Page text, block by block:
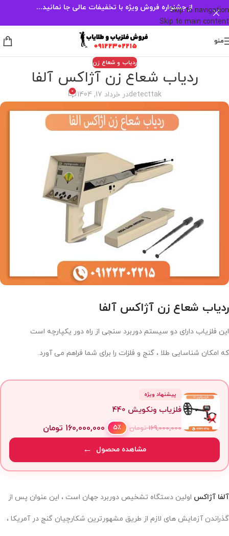
Skip to navigation
Skip to main content
از جشنواره فروش ویژه با تخفیفات عالی جا نمانید...
منو
ردیاب و شعاع زن
ردیاب شعاع زن آژاکس آلفا
detecttakدر خرداد 17, 1404 0
ردیاب شعاع زن آژاکس آلفا
این فلزیاب دارای دو سیستم دوربرد سنجی از راه دور یکپارچه است
که امکان شناسایی طلا ، گنج و فلزات را برای شما فراهم می آورد.
پیشنهاد ویژه
فلزیاب ونکویش 440
169,000,000 تومان 5٪ 160,000,000 تومان
مشاهده محصول
آلفا آژاکس اولین دستگاه تشخیص دوربرد جهان است ، این عنوان پس از
گذراندن آزمایش های لازم از طریق مشهورترین شکارچیان گنج در آمریکا ،